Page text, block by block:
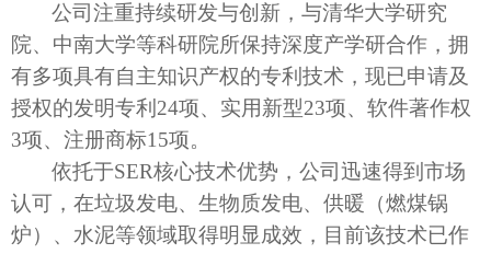
公司注重持续研发与创新，与清华大学研究
院、中南大学等科研院所保持深度产学研合作，拥
有多项具有自主知识产权的专利技术， 现已申请及
授权的发明专利24项、实用新型23项、软件著作权
3项、注册商标15项。
依托于SER核心技术优势，公司迅速得到市场
认可，在垃圾发电、生物质发电、供暖（燃煤锅
炉）、水泥等领域取得明显成效， 目前该技术已作